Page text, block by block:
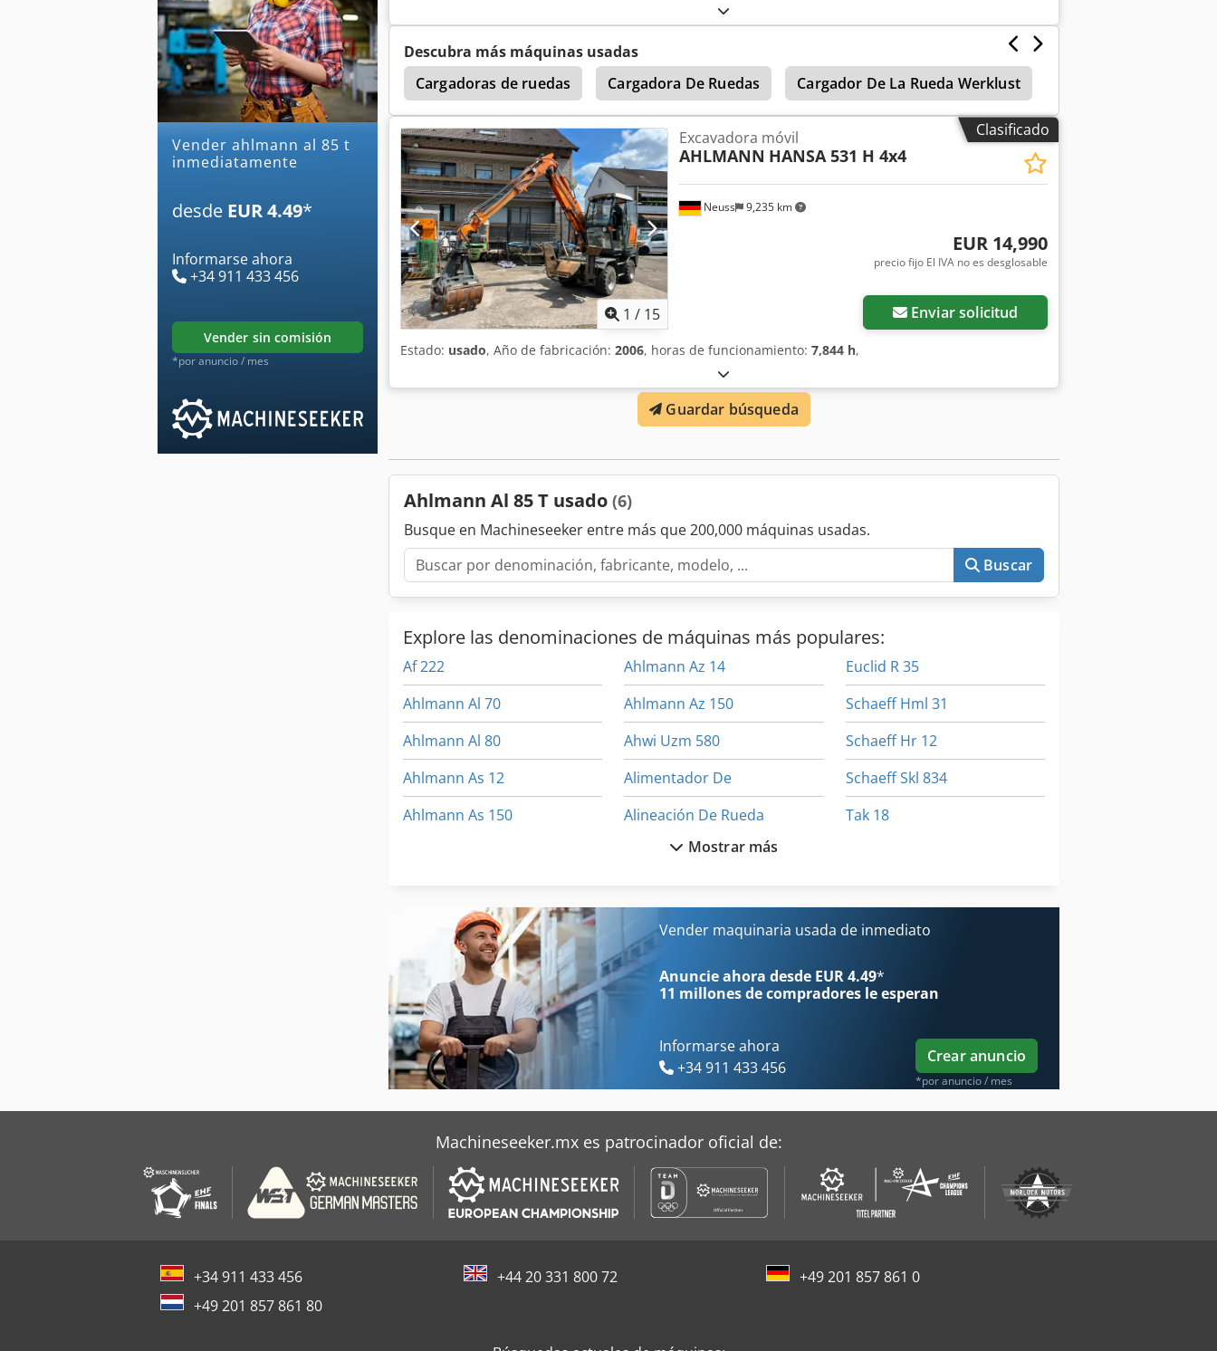
Vender ahlmann al 85 t
inmediatamente
desde EUR 4.49*
Informarse ahora
+34 911 433 456
vender sin comisión
*por anuncio / mes
Descubra más máquinas usadas
Cargadoras de ruedas
Cargadora De Ruedas Cargador De La Rueda Werklust
Liebherr Grúas Liebherr 932
Clasificado
1 / 15
Neuss 9,235 km
Excavadora móvil
AHLMANN HANSA 531 H 4x4
EUR 14,990
precio fijo El IVA no es desglosable
Enviar solicitud
Estado: usado, Año de fabricación: 2006, horas de funcionamiento: 7,844 h,
Guardar búsqueda
Ahlmann Al 85 T usado (6)
Busque en Machineseeker entre más que 200,000 máquinas usadas.
Buscar
Explore las denominaciones de máquinas más populares:
Af 222
Ahlmann Al 70
Ahlmann Al 80
Ahlmann As 12
Ahlmann As 150
Ahlmann As 90
Ahlmann Az 10
Ahlmann Az 14
Ahlmann Az 150
Ahwi Uzm 580
Alimentador De
Alineación De Rueda
Almi Al 33
Aszx 648
Euclid R 35
Schaeff Hml 31
Schaeff Hr 12
Schaeff Skl 834
Tak 18
Mostrar más
Vender maquinaria usada de inmediato
Anuncie ahora desde EUR 4.49*
11 millones de compradores le esperan
Informarse ahora
+34 911 433 456
Crear anuncio
*por anuncio / mes
Machineseeker.mx es patrocinador oficial de:
+34 911 433 456 +44 20 331 800 72
+49 201 857 861 0
+49 201 857 861 80